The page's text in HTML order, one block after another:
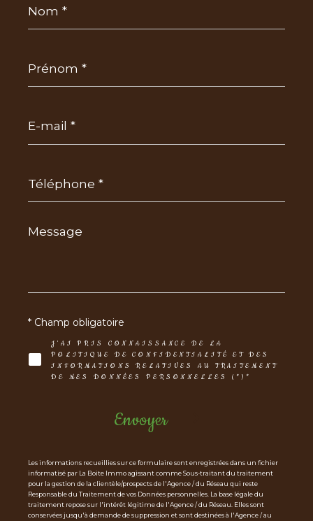
*
mail
*
Message
*
J'AI PRIS CONNAISSANCE DE LA
POLITIQUE DE CONFIDENTIALITÉ ET DES
INFORMATIONS RELATIVES AU TRAITEMENT
DE MES DONNÉES PERSONNELLES (*)*
* Champ obligatoire
Envoyer
Les informations recueillies sur ce formulaire sont enregistrées dans un fichier
informatisé par La Boite Immo agissant comme Sous-traitant du traitement
pour la gestion de la clientèle/prospects de l'Agence / du Réseau qui reste
Responsable du Traitement de vos Données personnelles. La base légale du
traitement repose sur l'intérêt légitime de l'Agence / du Réseau. Elles sont
conservées jusqu'à demande de suppression et sont destinées à l'Agence / au